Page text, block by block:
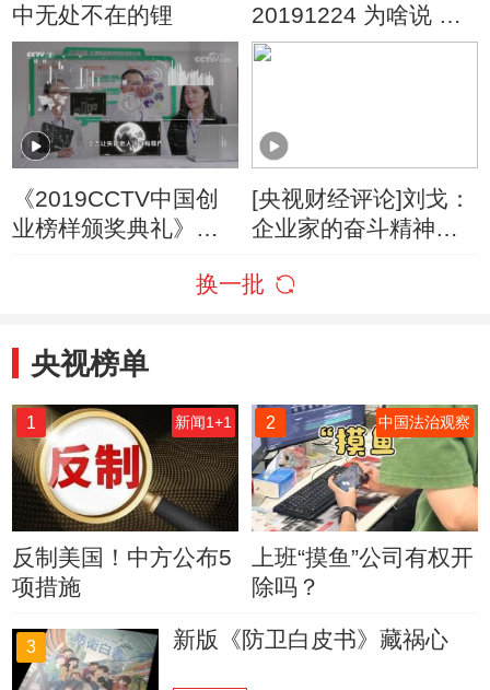
中无处不在的锂
20191224 为啥说 创
新是中国经济发展的
《2019CCTV中国创
业榜样颁奖典礼》
[央视财经评论]刘戈：
企业家的奋斗精神是
换一批
央视榜单
1 新闻1+1
反制美国！中方公布5
项措施
2 中国法治观察
上班“摸鱼”公司有权开
除吗？
3 新版《防卫白皮书》藏祸心